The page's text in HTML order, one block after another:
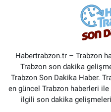
Habertrabzon.tr – Trabzon
Trabzon son dakika
Trabzon Son Dakika Haber.
en güncel Trabzon haberleri
ilgili son dakika